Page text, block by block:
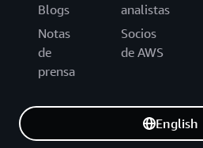
Blogs
Notas
de
prensa
analistas
Socios
de AWS
English